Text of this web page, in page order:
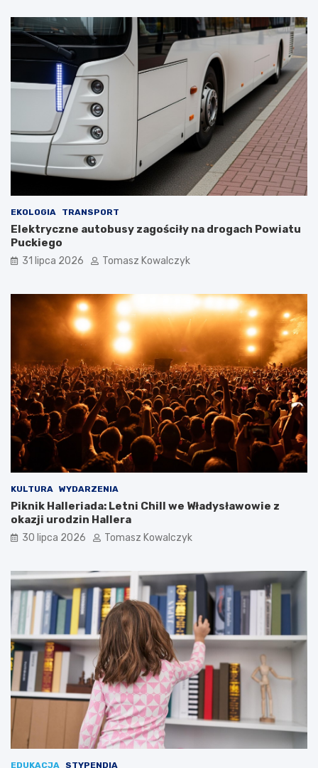
EKOLOGIA TRANSPORT
Elektryczne autobusy zagościły na drogach Powiatu
Puckiego
31 lipca 2026 Tomasz Kowalczyk
KULTURA WYDARZENIA
Piknik Halleriada: Letni Chill we Władysławowie z
okazji urodzin Hallera
30 lipca 2026 Tomasz Kowalczyk
EDUKACJA STYPENDIA